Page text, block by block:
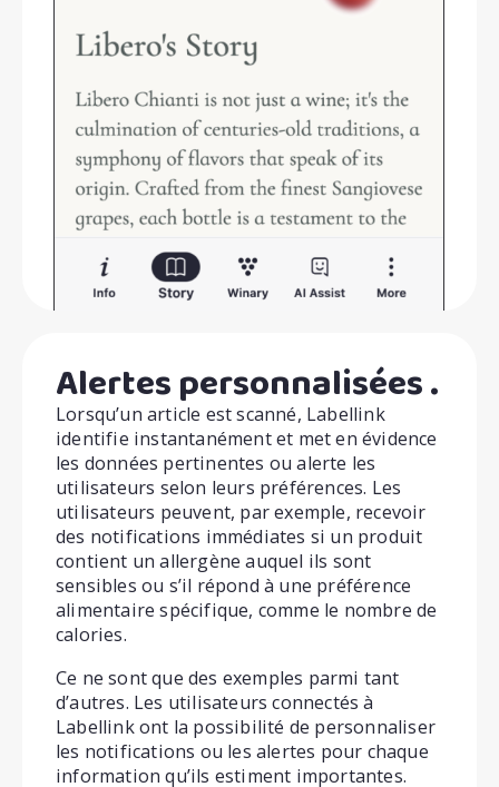
Alertes personnalisées .
Lorsqu’un article est scanné, Labellink
identifie instantanément et met en évidence
les données pertinentes ou alerte les
utilisateurs selon leurs préférences. Les
utilisateurs peuvent, par exemple, recevoir
des notifications immédiates si un produit
contient un allergène auquel ils sont
sensibles ou s’il répond à une préférence
alimentaire spécifique, comme le nombre de
calories.
Ce ne sont que des exemples parmi tant
d’autres. Les utilisateurs connectés à
Labellink ont la possibilité de personnaliser
les notifications ou les alertes pour chaque
information qu’ils estiment importantes.